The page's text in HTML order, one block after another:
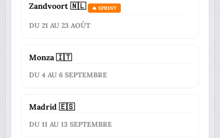
Zandvoort 🇳🇱 🔥 SPRINT
DU 21 AU 23 AOÛT
Monza 🇮🇹
DU 4 AU 6 SEPTEMBRE
Madrid 🇪🇸
DU 11 AU 13 SEPTEMBRE